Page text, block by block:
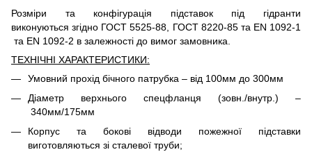
Розміри та конфігурація підставок під гідранти
виконуються згідно ГОСТ 5525-88, ГОСТ 8220-85 та EN 1092-1
та EN 1092-2 в залежності до вимог замовника.
ТЕХНІЧНІ ХАРАКТЕРИСТИКИ:
Умовний прохід бічного патрубка – від 100мм до 300мм
Діаметр верхнього спецфланця (зовн./внутр.) –
340мм/175мм
Корпус та бокові відводи пожежної підставки
виготовляються зі сталевої труби;